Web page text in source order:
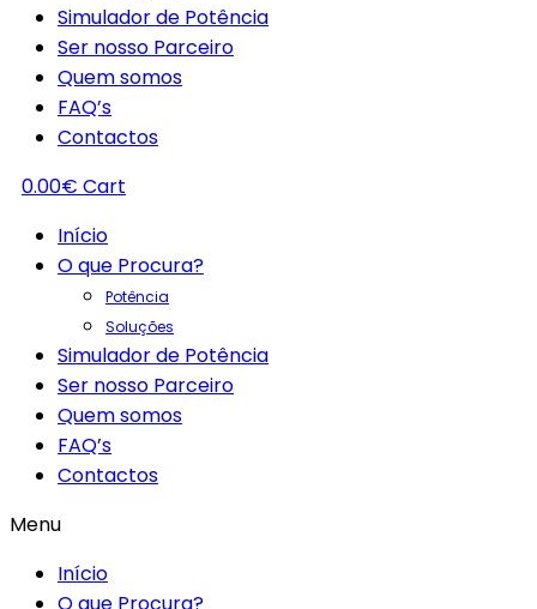
Simulador de Potência
Ser nosso Parceiro
Quem somos
FAQ’s
Contactos
0.00€ Cart
Início
O que Procura?
Potência
Soluções
Simulador de Potência
Ser nosso Parceiro
Quem somos
FAQ’s
Contactos
Menu
Início